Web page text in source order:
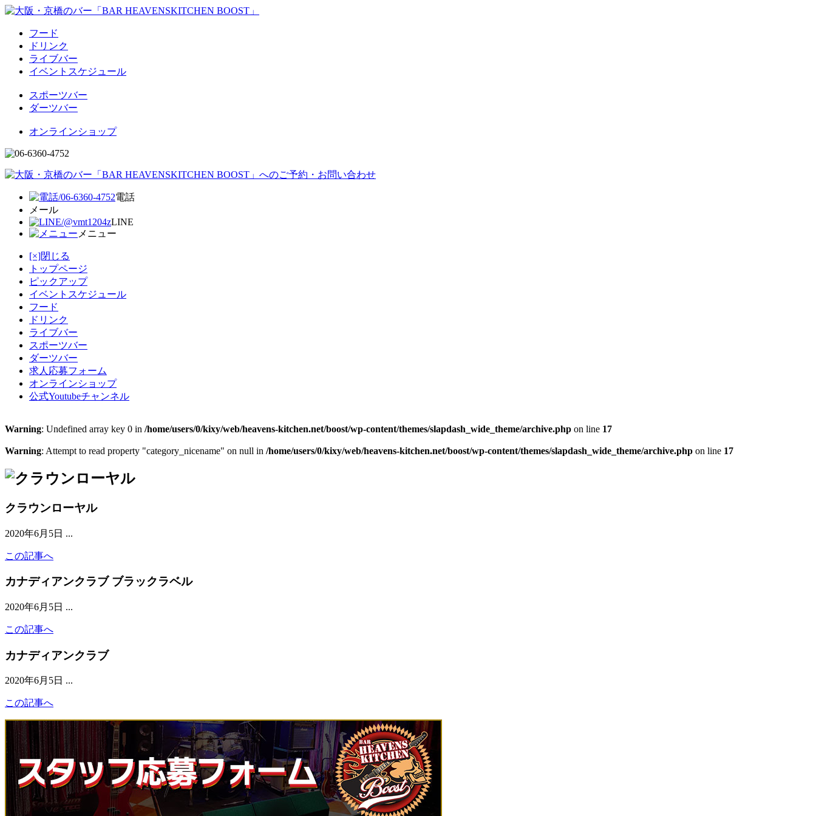
フード
ドリンク
ライブバー
イベントスケジュール
スポーツバー
ダーツバー
オンラインショップ
電話
メール
LINE
メニュー
[×]閉じる
トップページ
ピックアップ
イベントスケジュール
フード
ドリンク
ライブバー
スポーツバー
ダーツバー
求人応募フォーム
オンラインショップ
公式Youtubeチャンネル
Warning: Undefined array key 0 in /home/users/0/kixy/web/heavens-kitchen.net/boost/wp-content/themes/slapdash_wide_theme/archive.php on line 17
Warning: Attempt to read property "category_nicename" on null in /home/users/0/kixy/web/heavens-kitchen.net/boost/wp-content/themes/slapdash_wide_theme/archive.php on line 17
クラウンローヤル
2020年6月5日 ...
この記事へ
カナディアンクラブ ブラックラベル
2020年6月5日 ...
この記事へ
カナディアンクラブ
2020年6月5日 ...
この記事へ